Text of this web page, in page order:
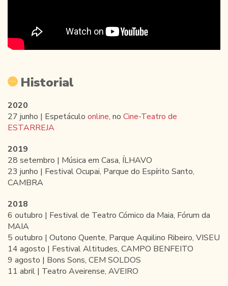
Historial
2020
27 junho | Espetáculo online, no Cine-Teatro de
ESTARREJA
2019
28 setembro | Música em Casa, ÍLHAVO
23 junho | Festival Ocupai, Parque do Espírito Santo,
CAMBRA
2018
6 outubro | Festival de Teatro Cómico da Maia, Fórum da
MAIA
5 outubro | Outono Quente, Parque Aquilino Ribeiro, VISEU
14 agosto | Festival Altitudes, CAMPO BENFEITO
9 agosto | Bons Sons, CEM SOLDOS
11 abril | Teatro Aveirense, AVEIRO